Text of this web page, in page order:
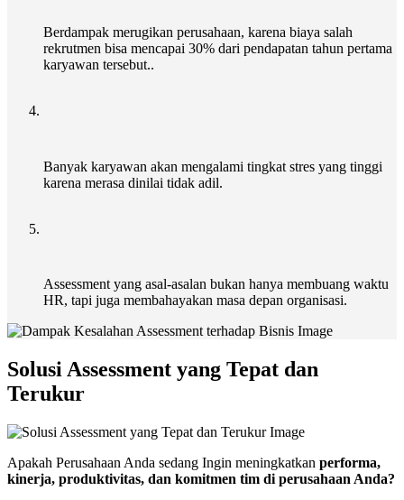
Berdampak merugikan perusahaan, karena biaya salah
rekrutmen bisa mencapai 30% dari pendapatan tahun pertama
karyawan tersebut..
Banyak karyawan akan mengalami tingkat stres yang tinggi
karena merasa dinilai tidak adil.
Assessment yang asal-asalan bukan hanya membuang waktu
HR, tapi juga membahayakan masa depan organisasi.
Solusi Assessment yang Tepat dan
Terukur
Apakah Perusahaan Anda sedang Ingin meningkatkan performa,
kinerja, produktivitas, dan komitmen tim di perusahaan Anda?